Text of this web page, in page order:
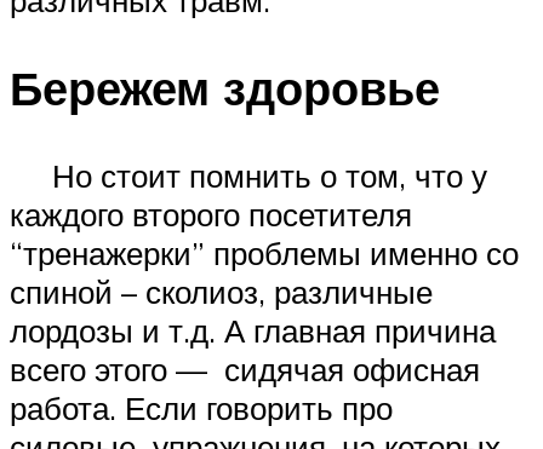
Бережем здоровье
Но стоит помнить о том, что у
каждого второго посетителя
“тренажерки” проблемы именно со
спиной – сколиоз, различные
лордозы и т.д. А главная причина
всего этого — сидячая офисная
работа. Если говорить про